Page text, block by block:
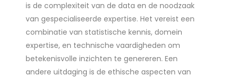
is de complexiteit van de data en de noodzaak
van gespecialiseerde expertise. Het vereist een
combinatie van statistische kennis, domein
expertise, en technische vaardigheden om
betekenisvolle inzichten te genereren. Een
andere uitdaging is de ethische aspecten van